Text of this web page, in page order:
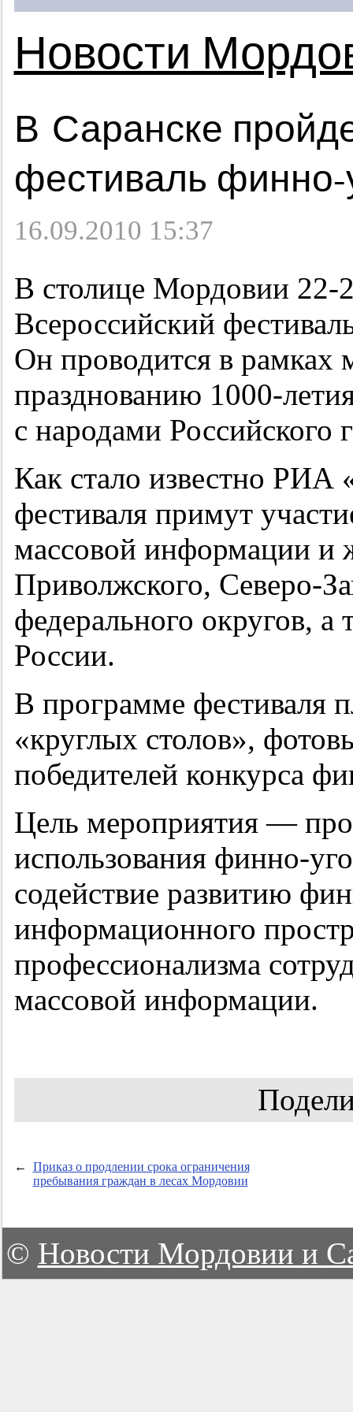
Новости
В Саранске
фестиваль финно-
16.09.2010 15:37
В столице Мордовии 22-
Всероссийский
Он проводится в
празднованию 1000-
с народами Российского
Как стало известно
фестиваля примут
массовой информации и
Приволжского, Северо-
федерального округов, а
России.
В программе фестиваля
«круглых столов»,
победителей конкурса
Цель мероприятия —
использования финно-
содействие развитию
информационного
профессионализма
массовой информации.
←
Приказ о продлении срока ограничения
пребывания граждан в лесах Мордовии
© Новости Мордовии и